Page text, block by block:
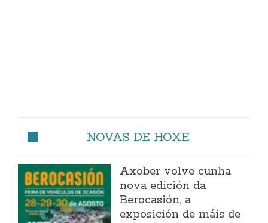
NOVAS DE HOXE
Axober volve cunha
nova edición da
Berocasión, a
exposición de máis de